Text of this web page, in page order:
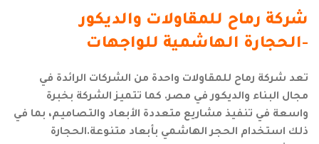
شركة رماح للمقاولات والديكور
-الحجارة الهاشمية للواجهات
تعد شركة رماح للمقاولات واحدة من الشركات الرائدة في
مجال البناء والديكور في مصر. كما تتميز الشركة بخبرة
واسعة في تنفيذ مشاريع متعددة الأبعاد والتصاميم، بما في
ذلك استخدام الحجر الهاشمي بأبعاد متنوعة.الحجارة